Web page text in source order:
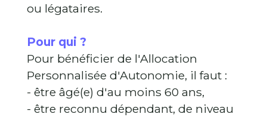
ou légataires.
Pour qui ?
Pour bénéficier de l'Allocation
Personnalisée d'Autonomie, il faut :
- être âgé(e) d'au moins 60 ans,
- être reconnu dépendant, de niveau